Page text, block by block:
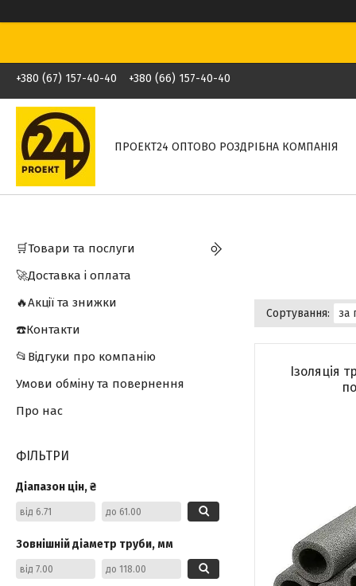
+380 (67) 157-40-40 +380 (66) 157-40-40
ПРОЕКТ24 ОПТОВО РОЗДРІБНА КОМПАНІЯ
Ізоляція
🛒Товари та послуги
🚀Доставка і оплата
🔥Акції та знижки
☎️Контакти
📂Відгуки про компанію
Умови обміну та повернення
Про нас
ФІЛЬТРИ
Діапазон цін, ₴
Зовнішній діаметр труби, мм